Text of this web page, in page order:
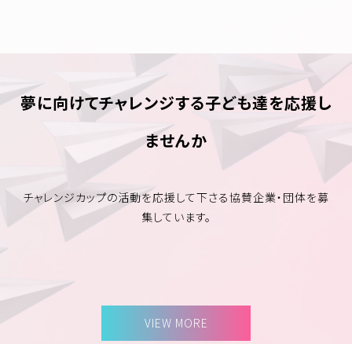
夢に向けてチャレンジする子ども達を応援し
ませんか
チャレンジカップの活動を応援して下さる協賛企業・団体を募
集しています。
VIEW MORE